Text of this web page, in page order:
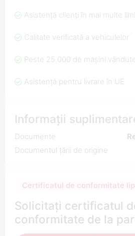
Asistență clienți în mai multe
Calitate verificată a vehiculelor
Peste 25.000 de mașini
Asistență pentru livrare în UE
Informații
Documente
Documentul țării de origine
Certificatul de conformitate
Solicitați certificatul
conformitate de la